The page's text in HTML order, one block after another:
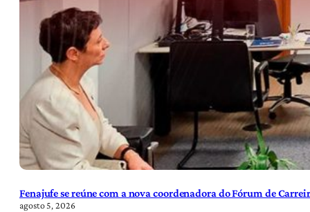
Fenajufe se reúne com a nova coordenadora do Fórum de
agosto 5, 2026